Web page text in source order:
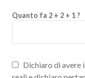
Quanto fa 2 + 2 + 1 ?
Dichiaro di avere